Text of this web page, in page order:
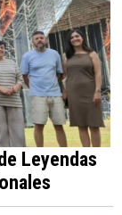
Leyendas